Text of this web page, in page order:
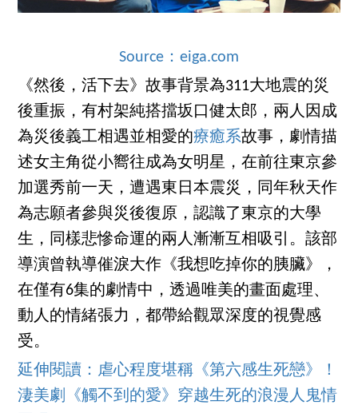
Source：eiga.com
《然後，活下去》故事背景為311大地震的災
後重振，有村架純搭擋坂口健太郎，兩人因成
為災後義工相遇並相愛的療癒系故事，劇情描
述女主角從小嚮往成為女明星，在前往東京參
加選秀前一天，遭遇東日本震災，同年秋天作
為志願者參與災後復原，認識了東京的大學
生，同樣悲慘命運的兩人漸漸互相吸引。該部
導演曾執導催淚大作《我想吃掉你的胰臟》，
在僅有6集的劇情中，透過唯美的畫面處理、
動人的情緒張力，都帶給觀眾深度的視覺感
受。
延伸閱讀：虐心程度堪稱《第六感生死戀》！
淒美劇《觸不到的愛》穿越生死的浪漫人鬼情